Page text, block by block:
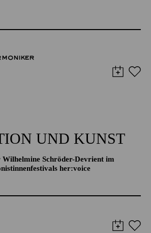
UND KUNST
Schröder-Devrient im
her:voice